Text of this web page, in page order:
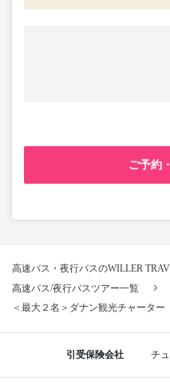
ご予約
高速バス・夜行バスのWILLER
高速バス/夜行バスツアー一覧
＜最大２名＞ダナン観光チャータ
引受保険会社 チ